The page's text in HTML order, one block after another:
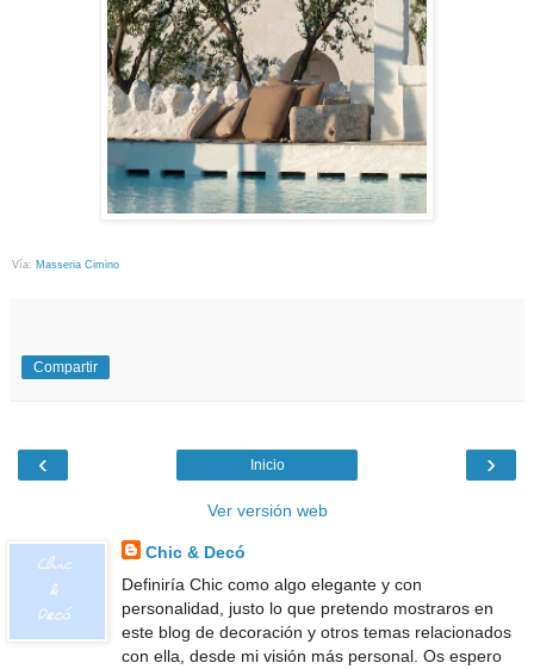
Vía: Masseria Cimino
Compartir
‹ ›
Inicio
Ver versión web
Chic & Decó
Definiría Chic como algo elegante y con
personalidad, justo lo que pretendo mostraros en
este blog de decoración y otros temas relacionados
con ella, desde mi visión más personal. Os espero